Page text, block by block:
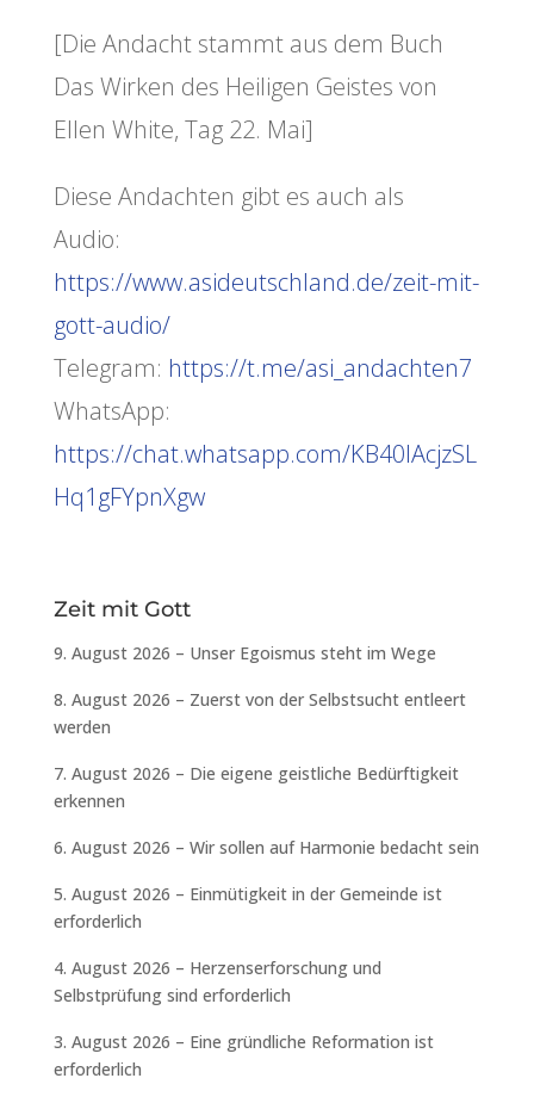
[Die Andacht stammt aus dem Buch
Das Wirken des Heiligen Geistes von
Ellen White, Tag 22. Mai]
Diese Andachten gibt es auch als
Audio:
https://www.asideutschland.de/zeit-mit-
gott-audio/
Telegram: https://t.me/asi_andachten7
WhatsApp:
https://chat.whatsapp.com/KB40lAcjzSL
Hq1gFYpnXgw
Zeit mit Gott
9. August 2026 – Unser Egoismus steht im Wege
8. August 2026 – Zuerst von der Selbstsucht entleert
werden
7. August 2026 – Die eigene geistliche Bedürftigkeit
erkennen
6. August 2026 – Wir sollen auf Harmonie bedacht sein
5. August 2026 – Einmütigkeit in der Gemeinde ist
erforderlich
4. August 2026 – Herzenserforschung und
Selbstprüfung sind erforderlich
3. August 2026 – Eine gründliche Reformation ist
erforderlich